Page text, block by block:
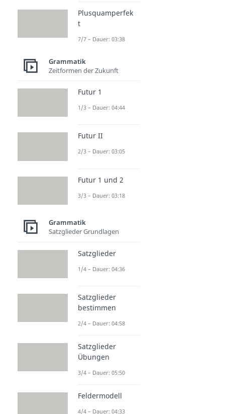
Plusquamperfek
t
7/7 – Dauer: 03:38
Grammatik
Zeitformen der Zukunft
Futur 1
1/3 – Dauer: 04:44
Futur II
2/3 – Dauer: 03:05
Futur 1 und 2
3/3 – Dauer: 03:18
Grammatik
Satzglieder Grundlagen
Satzglieder
1/4 – Dauer: 04:36
Satzglieder
bestimmen
2/4 – Dauer: 04:58
Satzglieder
Übungen
3/4 – Dauer: 05:50
Feldermodell
4/4 – Dauer: 04:33